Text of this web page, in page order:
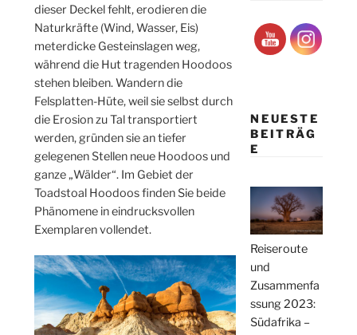
dieser Deckel fehlt, erodieren die
Naturkräfte (Wind, Wasser, Eis)
meterdicke Gesteinslagen weg,
während die Hut tragenden Hoodoos
stehen bleiben. Wandern die
Felsplatten-Hüte, weil sie selbst durch
die Erosion zu Tal transportiert
werden, gründen sie an tiefer
gelegenen Stellen neue Hoodoos und
ganze „Wälder“. Im Gebiet der
Toadstoal Hoodoos finden Sie beide
Phänomene in eindrucksvollen
Exemplaren vollendet.
NEUESTE
BEITRÄG
E
Reiseroute
und
Zusammenfa
ssung 2023:
Südafrika –